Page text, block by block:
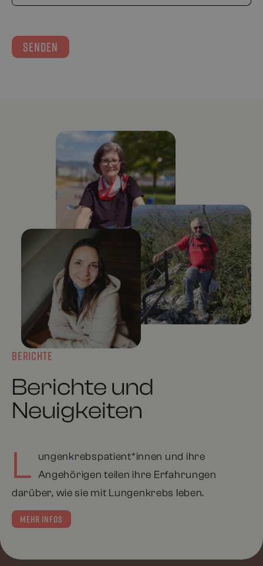
BERICHTE
Berichte und
Neuigkeiten
L
ungenkrebspatient*innen und ihre
Angehörigen teilen ihre Erfahrungen
darüber, wie sie mit Lungenkrebs leben.
MEHR INFOS